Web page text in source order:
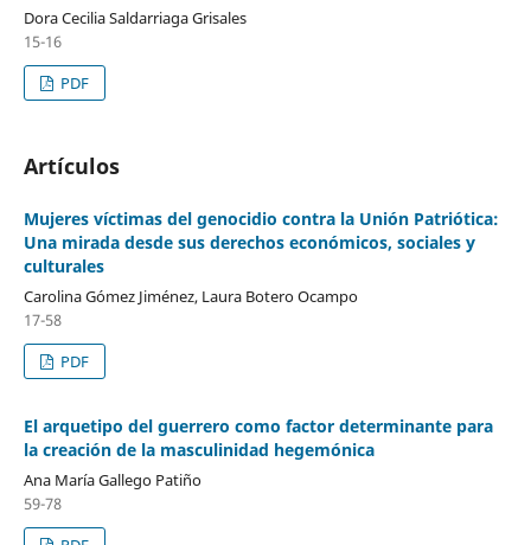
Dora Cecilia Saldarriaga Grisales
15-16
PDF
Artículos
Mujeres víctimas del genocidio contra la Unión Patriótica:
Una mirada desde sus derechos económicos, sociales y
culturales
Carolina Gómez Jiménez, Laura Botero Ocampo
17-58
PDF
El arquetipo del guerrero como factor determinante para
la creación de la masculinidad hegemónica
Ana María Gallego Patiño
59-78